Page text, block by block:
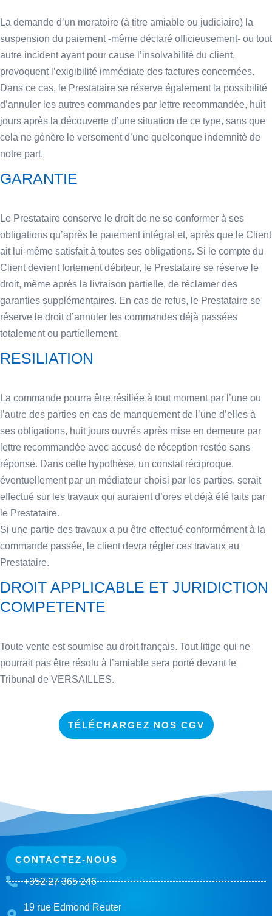
La demande d’un moratoire (à titre amiable ou judiciaire) la
suspension du paiement -même déclaré officieusement- ou tout
autre incident ayant pour cause l’insolvabilité du client,
provoquent l’exigibilité immédiate des factures concernées.
Dans ce cas, le Prestataire se réserve également la possibilité
d’annuler les autres commandes par lettre recommandée, huit
jours après la découverte d’une situation de ce type, sans que
cela ne génère le versement d’une quelconque indemnité de
notre part.
GARANTIE
Le Prestataire conserve le droit de ne se conformer à ses
obligations qu’après le paiement intégral et, après que le Client
ait lui-même satisfait à toutes ses obligations. Si le compte du
Client devient fortement débiteur, le Prestataire se réserve le
droit, même après la livraison partielle, de réclamer des
garanties supplémentaires. En cas de refus, le Prestataire se
réserve le droit d’annuler les commandes déjà passées
totalement ou partiellement.
RESILIATION
La commande pourra être résiliée à tout moment par l’une ou
l’autre des parties en cas de manquement de l’une d’elles à
ses obligations, huit jours ouvrés après mise en demeure par
lettre recommandée avec accusé de réception restée sans
réponse. Dans cette hypothèse, un constat réciproque,
éventuellement par un médiateur choisi par les parties, serait
effectué sur les travaux qui auraient d’ores et déjà été faits par
le Prestataire.
Si une partie des travaux a pu être effectué conformément à la
commande passée, le client devra régler ces travaux au
Prestataire.
DROIT APPLICABLE ET JURIDICTION
COMPETENTE
Toute vente est soumise au droit français. Tout litige qui ne
pourrait pas être résolu à l’amiable sera porté devant le
Tribunal de VERSAILLES.
TÉLÉCHARGEZ NOS CGV
CONTACTEZ-NOUS
+352 27 365 246
19 rue Edmond Reuter